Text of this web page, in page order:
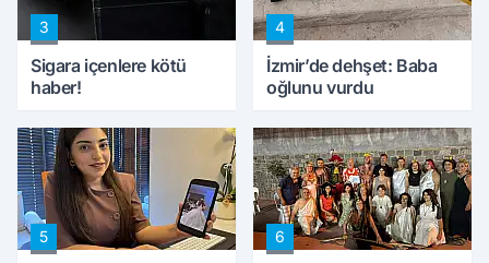
3
Sigara içenlere kötü
haber!
4
İzmir’de dehşet: Baba
oğlunu vurdu
5 6